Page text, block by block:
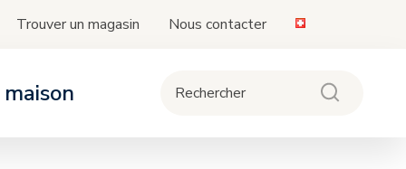
Trouver un magasin Nous contacter